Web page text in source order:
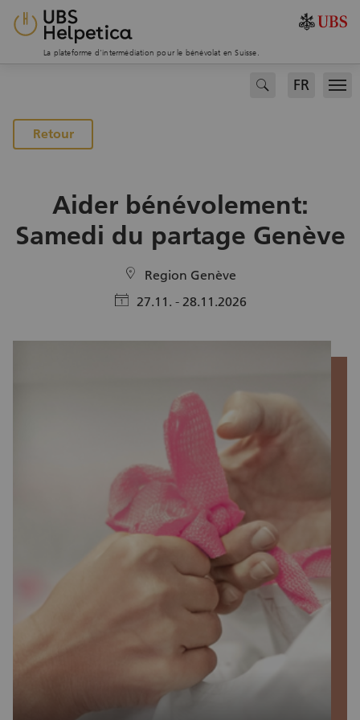
La plateforme d’intermédiation pour le bénévolat en Suisse.
search FR
RetourVers la page des projets
Aider bénévolement:
Samedi du partage Genève
location Region Genève
calendar 27.11. - 28.11.2026